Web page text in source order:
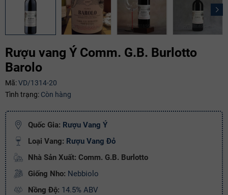
Rượu vang Ý Comm. G.B. Burlotto
Barolo
Mã:VD/1314-20
Tình trạng: Còn hàng
Quốc Gia: Rượu Vang Ý
Loại Vang: Rượu Vang Đỏ
Nhà Sản Xuất: Comm. G.B. Burlotto
Giống Nho: Nebbiolo
Nồng Độ: 14.5% ABV
Mã giảm giá:
Điều kiện:
Copy mã và nhập mã ở trang THANH TOÁN